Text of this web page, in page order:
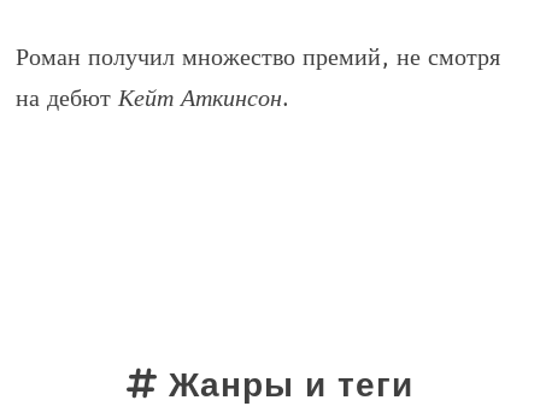
Роман получил множество премий, не смотря
на дебютКейт Аткинсон.
Жанры и теги